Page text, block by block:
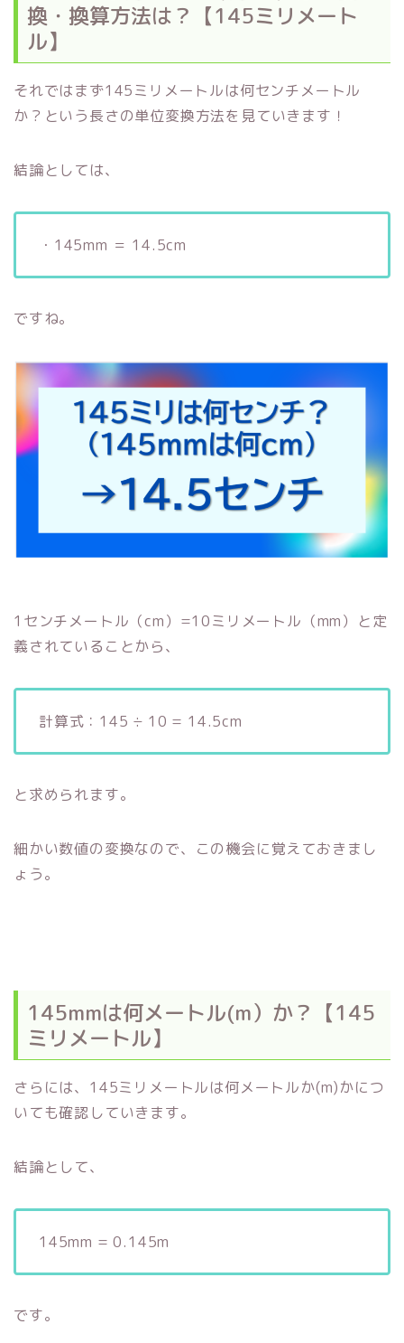
換・換算方法は？【145ミリメート
ル】
それではまず145ミリメートルは何センチメートル
か？という長さの単位変換方法を見ていきます！
結論としては、
・145mm ＝ 14.5cm
ですね。
1センチメートル（cm）=10ミリメートル（mm）と定
義されていることから、
計算式：145 ÷ 10 = 14.5cm
と求められます。
細かい数値の変換なので、この機会に覚えておきまし
ょう。
145mmは何メートル(m）か？【145
ミリメートル】
さらには、145ミリメートルは何メートルか(m)かにつ
いても確認していきます。
結論として、
145mm = 0.145m
です。